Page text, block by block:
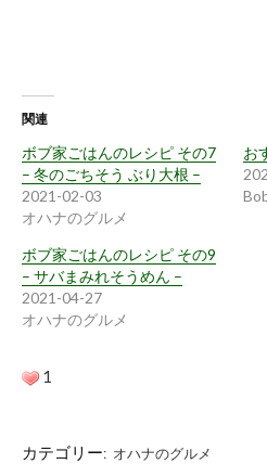
関連
ボブ家ごはんのレシピ その7
– 冬のごちそう ぶり大根 –
2021-02-03
オハナのグルメ
お
ボブ家ごはんのレシピ その9
– サバまみれそうめん –
2021-04-27
オハナのグルメ
1
カテゴリー: オハナのグルメ